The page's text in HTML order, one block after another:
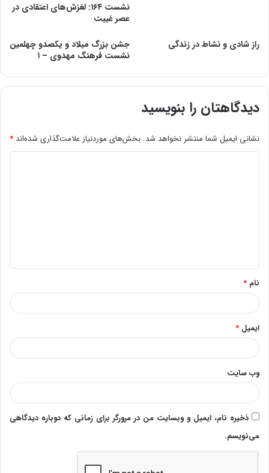
نشست ۱۶۴: لغزش‌های اعتقادی در
عصر غیبت
راز شادی و نشاط در زندگی
جشن بزرگ میلاد و یکصدو چهلمین
نشست فرهنگ مهدوی – ۱
دیدگاهتان را بنویسید
نشانی ایمیل شما منتشر نخواهد شد. بخش‌های موردنیاز علامت‌گذاری شده‌اند *
*
نام *
ایمیل *
وب‌ سایت
ذخیره نام، ایمیل و وبسایت من در مرورگر برای زمانی که دوباره دیدگاهی
می‌نویسم.